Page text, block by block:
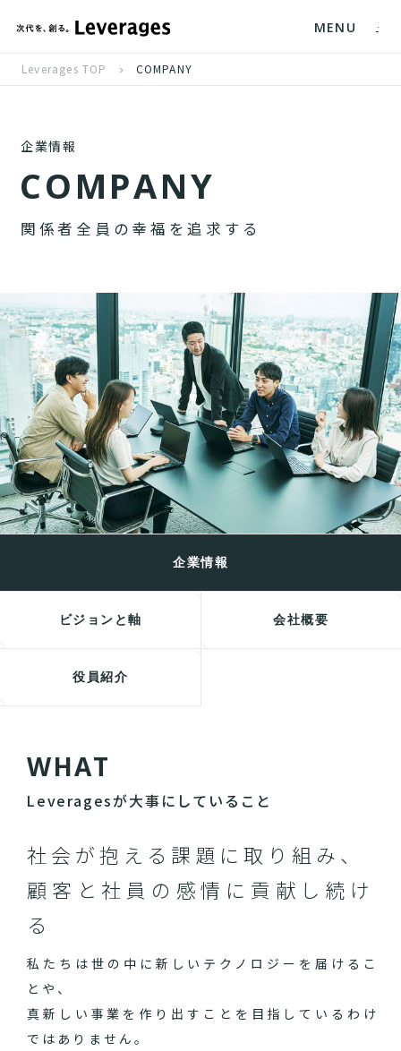
MENU
Leverages TOP COMPANY
企業情報
COMPANY
関 係者 全 員 の 幸 福 を追 求 す る
企業情報
ビジョンと軸 会社概要
役員紹介
WHAT
Leveragesが大事にしていること
社会が抱える課題に取り組み、
顧客と社員の感情に貢献し続け
る
私たちは世の中に新しいテクノロジーを届けるこ
とや、
真新しい事業を作り出すことを目指しているわけ
ではありません。